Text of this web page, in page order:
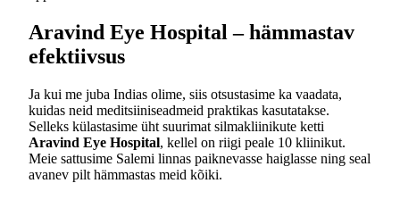
Aravind Eye Hospital – hämmastav
efektiivsus
Ja kui me juba Indias olime, siis otsustasime ka vaadata,
kuidas neid meditsiiniseadmeid praktikas kasutatakse.
Selleks külastasime üht suurimat silmakliinikute ketti
Aravind Eye Hospital, kellel on riigi peale 10 kliinikut.
Meie sattusime Salemi linnas paiknevasse haiglasse ning seal
avanev pilt hämmastas meid kõiki.